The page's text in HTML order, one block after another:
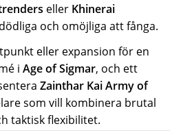
eller Khinerai
och omöjliga att fånga.
eller expansion för en
i Age of Sigmar, och ett
Zainthar Kai Army of
som vill kombinera brutal
taktisk flexibilitet.